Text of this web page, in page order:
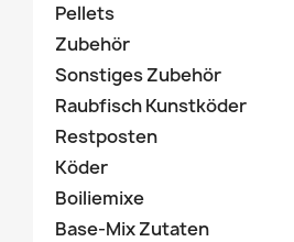
Pellets
Zubehör
Sonstiges Zubehör
Raubfisch Kunstköder
Restposten
Köder
Boiliemixe
Base-Mix Zutaten